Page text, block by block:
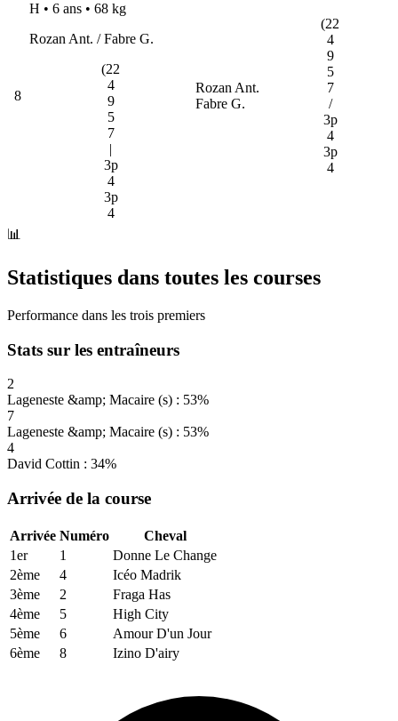
8
H • 6 ans • 68 kg
Rozan Ant. / Fabre G.
(22
4
9
5
7
|
3p
4
3p
4
Rozan Ant.
Fabre G.
(22
4
9
5
7
/
3p
4
3p
4
📊
Statistiques dans toutes les courses
Performance dans les trois premiers
Stats sur les entraîneurs
2
Lageneste &amp; Macaire (s) : 53%
7
Lageneste &amp; Macaire (s) : 53%
4
David Cottin : 34%
Arrivée de la course
Arrivée Numéro
Cheval
1er
1
Donne Le Change
2ème
4
Icéo Madrik
3ème
2
Fraga Has
4ème
5
High City
5ème
6
Amour D'un Jour
6ème
8 Izino D'airy